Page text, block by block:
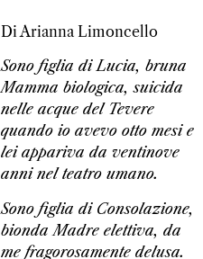
Di Arianna Limoncello
Sono figlia di Lucia, bruna
Mamma biologica, suicida
nelle acque del Tevere
quando io avevo otto mesi e
lei appariva da ventinove
anni nel teatro umano.
Sono figlia di Consolazione,
bionda Madre elettiva, da
me fragorosamente delusa.